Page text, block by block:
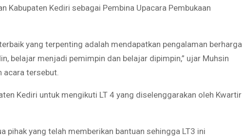
Kabupaten Kediri sebagai Pembina Upacara Pembukaan
yang terpenting adalah mendapatkan pengalaman berharga
belajar menjadi pemimpin dan belajar dipimpin,” ujar Muhsin
acara tersebut.
Kediri untuk mengikuti LT 4 yang diselenggarakan oleh Kwartir
pihak yang telah memberikan bantuan sehingga LT3 ini